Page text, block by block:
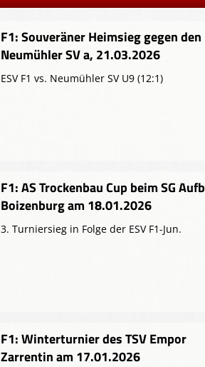
F1: Souveräner Heimsieg gegen den
Neumühler SV a, 21.03.2026
ESV F1 vs. Neumühler SV U9 (12:1)
F1: AS Trockenbau Cup beim SG
Boizenburg am 18.01.2026
3. Turniersieg in Folge der ESV F1-Jun.
F1: Winterturnier des TSV Empor
Zarrentin am 17.01.2026